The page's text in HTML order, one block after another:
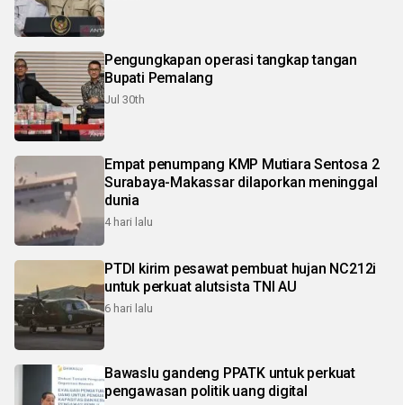
Pengungkapan operasi tangkap tangan
Bupati Pemalang
Jul 30th
Empat penumpang KMP Mutiara Sentosa 2
Surabaya-Makassar dilaporkan meninggal
dunia
4 hari lalu
PTDI kirim pesawat pembuat hujan NC212i
untuk perkuat alutsista TNI AU
6 hari lalu
Bawaslu gandeng PPATK untuk perkuat
pengawasan politik uang digital